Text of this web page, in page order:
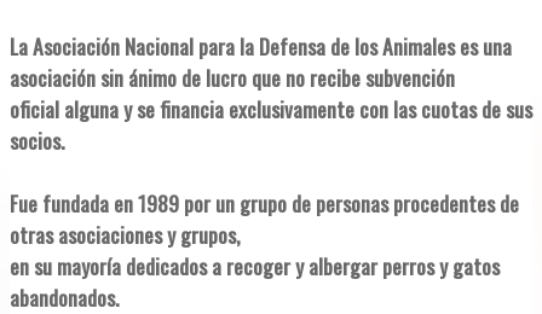
La Asociación Nacional para la Defensa de los Animales es una
asociación sin ánimo de lucro que no recibe subvención
oficial alguna y se financia exclusivamente con las cuotas de sus
socios.
Fue fundada en 1989 por un grupo de personas procedentes de
otras asociaciones y grupos,
en su mayoría dedicados a recoger y albergar perros y gatos
abandonados.